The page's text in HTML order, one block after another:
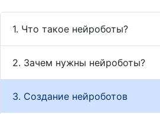
1. Что такое нейроботы?
2. Зачем нужны нейроботы?
3. Создание нейроботов